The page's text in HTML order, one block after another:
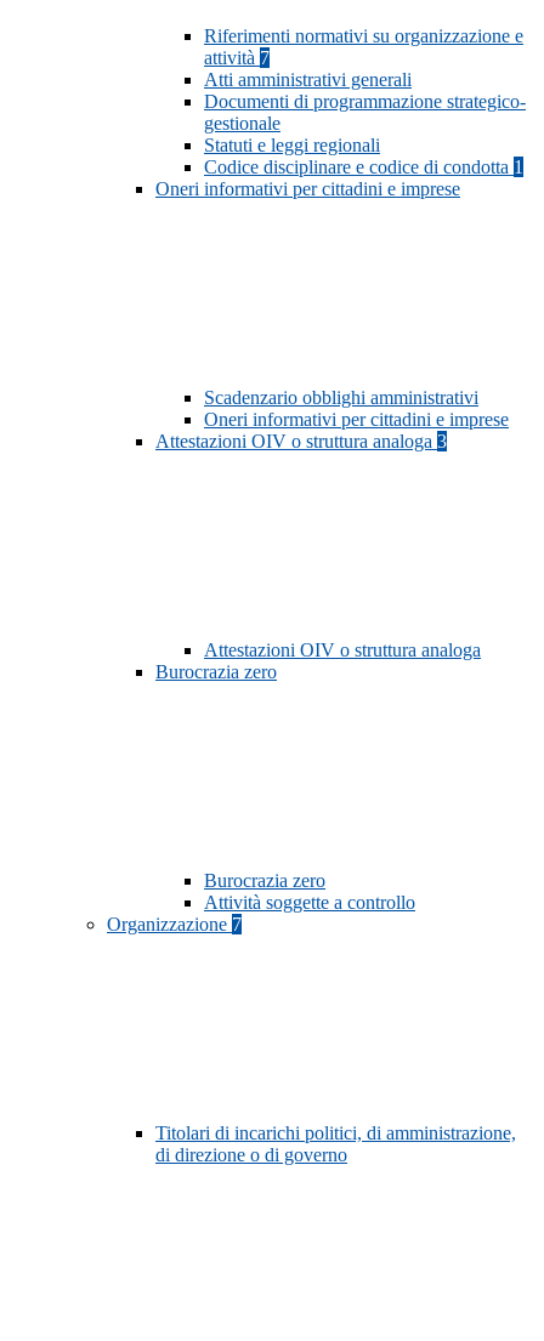
Riferimenti normativi su organizzazione e
attività 7
Atti amministrativi generali
Documenti di programmazione strategico-
gestionale
Statuti e leggi regionali
Codice disciplinare e codice di condotta 1
Oneri informativi per cittadini e imprese
Scadenzario obblighi amministrativi
Oneri informativi per cittadini e imprese
Attestazioni OIV o struttura analoga 3
Attestazioni OIV o struttura analoga
Burocrazia zero
Burocrazia zero
Attività soggette a controllo
Organizzazione 7
Titolari di incarichi politici, di amministrazione,
di direzione o di governo